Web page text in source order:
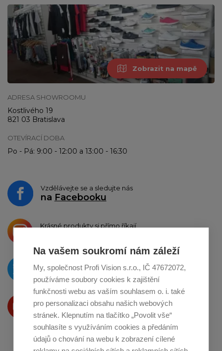
Na vašem soukromí nám záleží
My, společnost Profi Vision s.r.o., IČ 47672072,
používáme soubory cookies k zajištění
funkčnosti webu as vaším souhlasem o. i. také
pro personalizaci obsahu našich webových
stránek. Klepnutím na tlačítko „Povolit vše“
souhlasíte s využíváním cookies a předáním
údajů o chování na webu k zobrazení cílené
Zobrazit na mapě
ADRESA SHOWROOMU
Kostlivého 19
821 03 Bratislava
OTEVÍRACÍ DOBA
Po - Pá: 9:00 - 12:00 a 13:00 - 16:30
Vzdělávejte se a sledujte nás
na Facebooku
Krásné produkty si přímo říkají
O novinkách píšeme
naTwitteru
Produkty Vám představujeme
na Youtube